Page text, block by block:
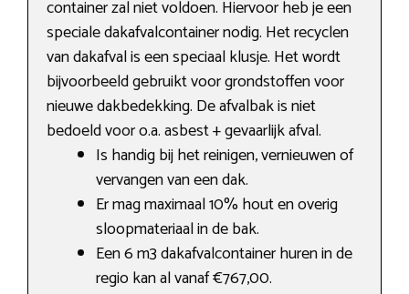
container zal niet voldoen. Hiervoor heb je een
speciale dakafvalcontainer nodig. Het recyclen
van dakafval is een speciaal klusje. Het wordt
bijvoorbeeld gebruikt voor grondstoffen voor
nieuwe dakbedekking. De afvalbak is niet
bedoeld voor o.a. asbest + gevaarlijk afval.
Is handig bij het reinigen, vernieuwen of
vervangen van een dak.
Er mag maximaal 10% hout en overig
sloopmateriaal in de bak.
Een 6 m3 dakafvalcontainer huren in de
regio kan al vanaf €767,00.